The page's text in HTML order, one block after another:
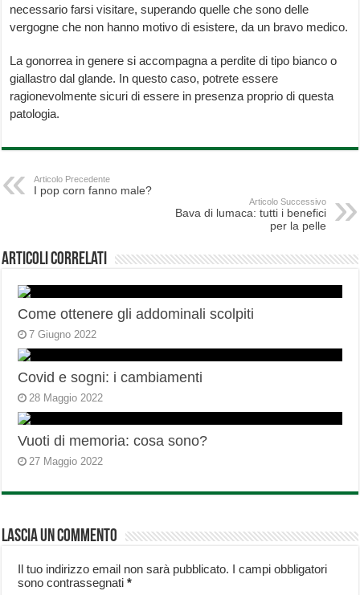
necessario farsi visitare, superando quelle che sono delle
vergogne che non hanno motivo di esistere, da un bravo medico.
La gonorrea in genere si accompagna a perdite di tipo bianco o
giallastro dal glande. In questo caso, potrete essere
ragionevolmente sicuri di essere in presenza proprio di questa
patologia.
Articolo Precedente
I pop corn fanno male?
Articolo Successivo
Bava di lumaca: tutti i benefici
per la pelle
Articoli correlati
Come ottenere gli addominali scolpiti
7 Giugno 2022
Covid e sogni: i cambiamenti
28 Maggio 2022
Vuoti di memoria: cosa sono?
27 Maggio 2022
Lascia un commento
Il tuo indirizzo email non sarà pubblicato. I campi obbligatori
sono contrassegnati*